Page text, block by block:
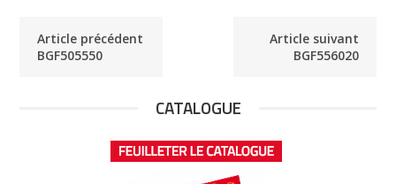
Article précédent
BGF505550
Article suivant
BGF556020
CATALOGUE